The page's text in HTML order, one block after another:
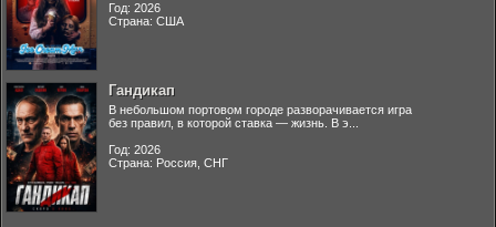
Год: 2026
Страна: США
Гандикап
В небольшом портовом городе разворачивается игра
без правил, в которой ставка — жизнь. В э...
Год: 2026
Страна: Россия, СНГ